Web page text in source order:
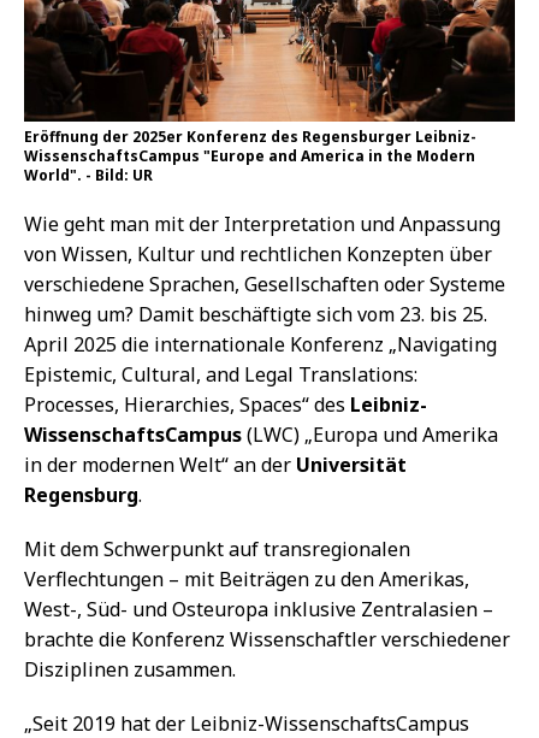
Eröffnung der 2025er Konferenz des Regensburger Leibniz-
WissenschaftsCampus "Europe and America in the Modern
World". - Bild: UR
Wie geht man mit der Interpretation und Anpassung
von Wissen, Kultur und rechtlichen Konzepten über
verschiedene Sprachen, Gesellschaften oder Systeme
hinweg um? Damit beschäftigte sich vom 23. bis 25.
April 2025 die internationale Konferenz „Navigating
Epistemic, Cultural, and Legal Translations:
Processes, Hierarchies, Spaces“ des Leibniz-
WissenschaftsCampus(LWC) „Europa und Amerika
in der modernen Welt“ an der Universität
Regensburg.
Mit dem Schwerpunkt auf transregionalen
Verflechtungen – mit Beiträgen zu den Amerikas,
West-, Süd- und Osteuropa inklusive Zentralasien –
brachte die Konferenz Wissenschaftler verschiedener
Disziplinen zusammen.
„Seit 2019 hat der Leibniz-WissenschaftsCampus